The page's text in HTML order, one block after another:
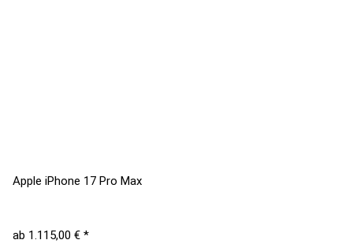
Apple iPhone 17 Pro Max
ab 1.115,00 € *